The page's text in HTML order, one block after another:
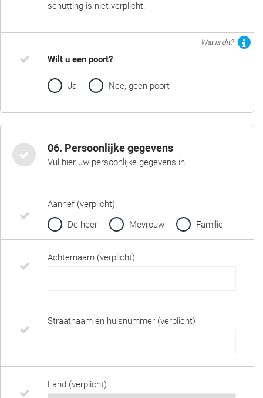
schutting is niet verplicht.
Wat is dit?
Wilt u een poort?
Ja Nee, geen poort
06. Persoonlijke gegevens
Vul hier uw persoonlijke gegevens in..
Aanhef (verplicht)
De heer
Mevrouw Familie
Achternaam (verplicht)
Straatnaam en huisnummer (verplicht)
Land (verplicht)